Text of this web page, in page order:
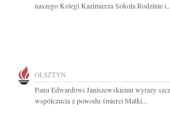
naszego Kolegi Kazimierza Sokoła Rodzinie
OLSZTYN
Panu Edwardowi Janiszewskiemu wyrazy
współczucia z powodu śmierci Matki...